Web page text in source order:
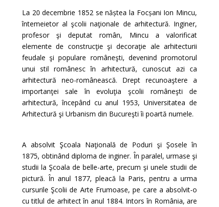
La 20 decembrie 1852 se năștea la Focșani Ion Mincu,
întemeietor al şcolii naţionale de arhitectură. Inginer,
profesor şi deputat român, Mincu a valorificat
elemente de construcţie şi decoraţie ale arhitecturii
feudale şi populare româneşti, devenind promotorul
unui stil românesc în arhitectură, cunoscut azi ca
arhitectură neo-românească. Drept recunoaştere a
importanţei sale în evoluţia şcolii româneşti de
arhitectură, începând cu anul 1953, Universitatea de
Arhitectură şi Urbanism din Bucureşti îi poartă numele.
A absolvit Şcoala Naţională de Poduri şi Şosele în
1875, obtinând diploma de inginer. În paralel, urmase şi
studii la Şcoala de belle-arte, precum şi unele studii de
pictură. În anul 1877, pleacă la Paris, pentru a urma
cursurile Şcolii de Arte Frumoase, pe care a absolvit-o
cu titlul de arhitect în anul 1884. Intors în România, are